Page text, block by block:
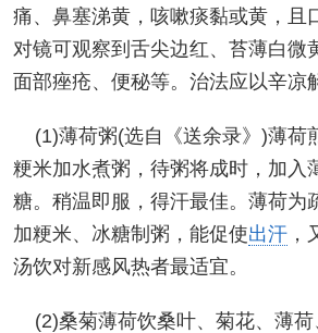
痛、鼻塞涕黄，咳嗽痰黏或黄，且
对镜可观察到舌尖边红、苔薄白微
面部痤疮、便秘等。治法应以辛凉
(1)薄荷粥(选自《送余录》)薄荷
粳米加水煮粥，待粥将成时，加入
糖。稍温即服，得汗最佳。薄荷为
加粳米、冰糖制粥，能促使出汗
汤饮对新感风热者最适宜。
(2)桑菊薄荷饮桑叶、菊花、薄